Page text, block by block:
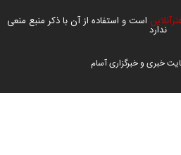
است و استفاده از آن با ذکر منبع منعی
ندارد
خبری و خبرگزاری آسام